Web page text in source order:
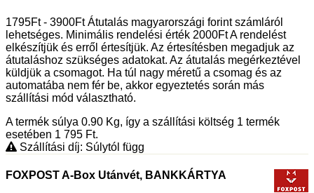
1795Ft - 3900Ft Átutalás magyarországi forint számláról
lehetséges. Minimális rendelési érték 2000Ft A rendelést
elkészítjük és erről értesítjük. Az értesítésben megadjuk az
átutaláshoz szükséges adatokat. Az átutalás megérkeztével
küldjük a csomagot. Ha túl nagy méretű a csomag és az
automatába nem fér be, akkor egyeztetés során más
szállítási mód választható.
A termék súlya 0.90 Kg, így a szállítási költség 1 termék
esetében 1 795 Ft.
Szállítási díj: Súlytól függ
FOXPOST A-Box Utánvét, BANKKÁRTYA